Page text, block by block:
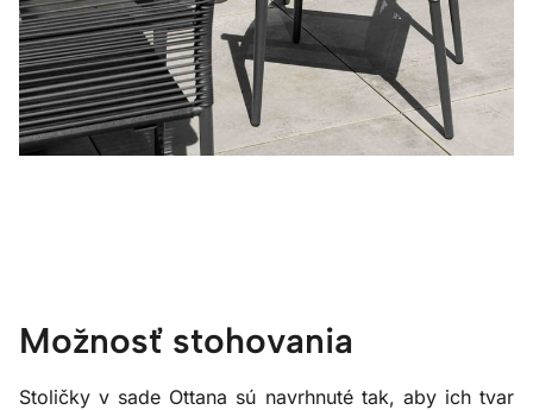
Možnosť stohovania
Stoličky v sade Ottana sú navrhnuté tak, aby ich tvar